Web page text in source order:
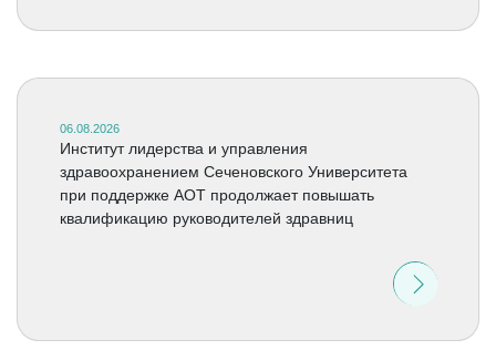
06.08.2026
Институт лидерства и управления
здравоохранением Сеченовского Университета
при поддержке АОТ продолжает повышать
квалификацию руководителей здравниц